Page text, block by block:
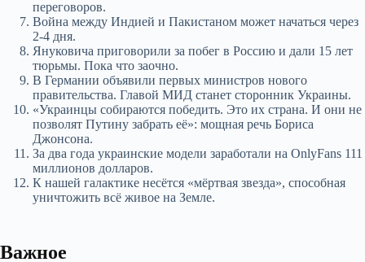
переговоров.
Война между Индией и Пакистаном может начаться через
2-4 дня.
Януковича приговорили за побег в Россию и дали 15 лет
тюрьмы. Пока что заочно.
В Германии объявили первых министров нового
правительства. Главой МИД станет сторонник Украины.
«Украинцы собираются победить. Это их страна. И они не
позволят Путину забрать её»: мощная речь Бориса
Джонсона.
За два года украинские модели заработали на OnlyFans 111
миллионов долларов.
К нашей галактике несётся «мёртвая звезда», способная
уничтожить всё живое на Земле.
Важное